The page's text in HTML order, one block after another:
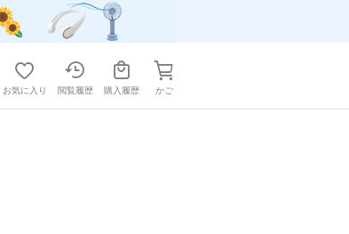
お気に入り 閲覧履歴 購入履歴 かご